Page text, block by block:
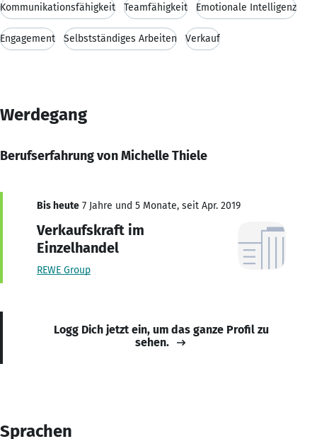
Kommunikationsfähigkeit Teamfähigkeit Emotionale Intelligenz
Engagement Selbstständiges Arbeiten Verkauf
Werdegang
Berufserfahrung von Michelle Thiele
Bis heute 7 Jahre und 5 Monate, seit Apr. 2019
Verkaufskraft im
Einzelhandel
REWE Group
Logg Dich jetzt ein, um das ganze Profil zu
sehen.
Sprachen